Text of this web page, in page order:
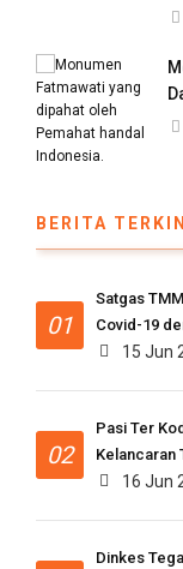
BERITA
01
Satgas
Covid-19
15 Jun
02
Pasi Ter
Kelancaran
16 Jun
Dinkes